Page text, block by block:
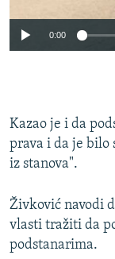
0:00
Kazao je i da
prava i da je bilo
iz stanova".
Živković navodi
vlasti tražiti da
podstanarima.